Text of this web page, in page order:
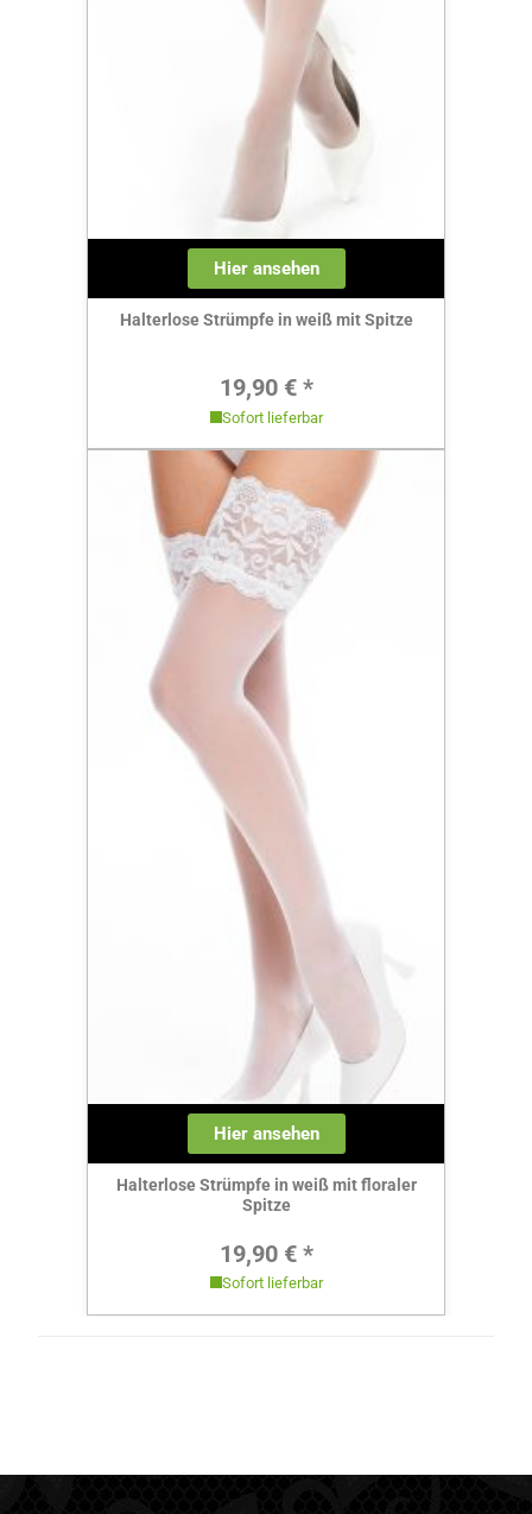
Hier ansehen
Halterlose Strümpfe in weiß mit Spitze
Regulärer Preis:
19,90 € *
Sofort lieferbar
Hier ansehen
Halterlose Strümpfe in weiß mit floraler
Spitze
Regulärer Preis:
19,90 € *
Sofort lieferbar